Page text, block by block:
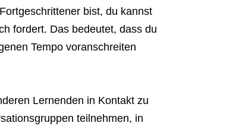
bist, du kannst
fordert. Das bedeutet, dass du
Tempo voranschreiten
Lernenden in Kontakt zu
teilnehmen, in